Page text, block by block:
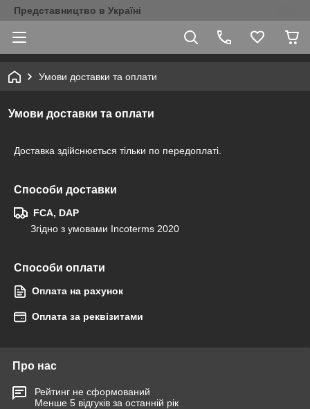
Представництво в Україні
Умови доставки та оплати
Умови доставки та оплати
Доставка здійснюється тільки по передоплаті.
Способи доставки
FCA, DAP
Згідно з умовами Incoterms 2020
Способи оплати
Оплата на рахунок
Оплата за реквізитами
Про нас
Рейтинг не сформований
Менше 5 відгуків за останній рік